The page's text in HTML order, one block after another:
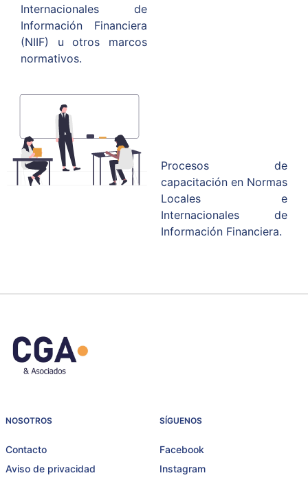
Internacionales de
Información Financiera
(NIIF) u otros marcos
normativos.
Procesos de
capacitación en Normas
Locales e
Internacionales de
Información Financiera.
NOSOTROS
Contacto
Aviso de privacidad
SÍGUENOS
Facebook
Instagram